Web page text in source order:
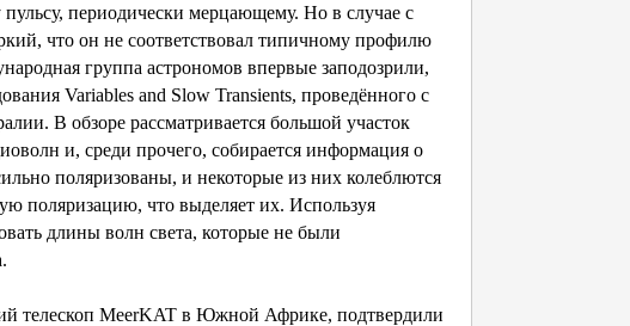
периодически мерцающему. Но в случае с
что он не соответствовал типичному профилю
группа астрономов впервые заподозрили,
Variables and Slow Transients, проведённого с
В обзоре рассматривается большой участок
и, среди прочего, собирается информация о
поляризованы, и некоторые из них колеблются
поляризацию, что выделяет их. Используя
длины волн света, которые не были
телескоп MeerKAT в Южной Африке, подтвердили